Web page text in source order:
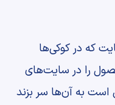
که در کوکی‌ها
را در سایت‌های
است به آن‌ها سر بزند